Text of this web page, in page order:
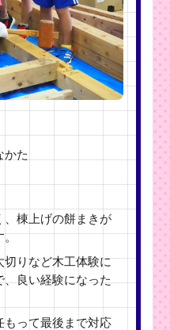
た
、棟上げの餅まきが
。
切りなど木工体験に
、良い経験になった
もって最後まで対応